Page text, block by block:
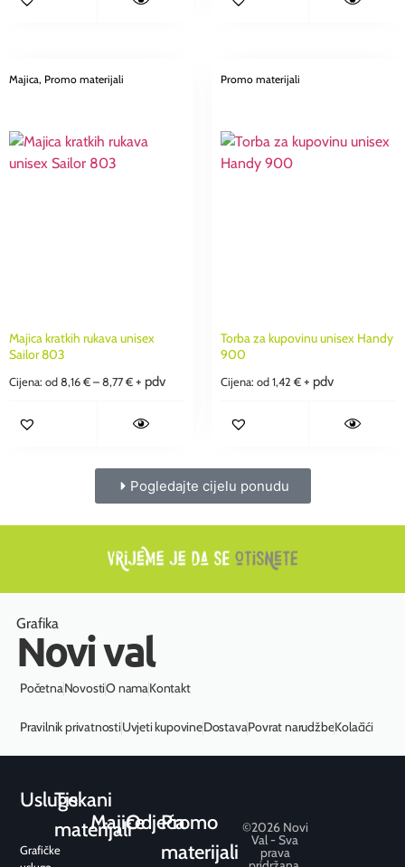
Majica, Promo materijali
Majica kratkih rukava unisex
Sailor 803
Cijena: od 8,16 € – 8,77 € + pdv
Promo materijali
Torba za kupovinu unisex Handy
900
Cijena: od 1,42 € + pdv
Pogledajte cijelu ponudu
Grafika
Novi val
PočetnaNovostiO namaKontakt
Pravilnik privatnostiUvjeti kupovineDostavaPovrat narudžbeKolačići
Usluge
Grafičke
Tiskani
materijali
MajiceOdjećaPromo
materijali
©2026 Novi
Val - Sva
prava